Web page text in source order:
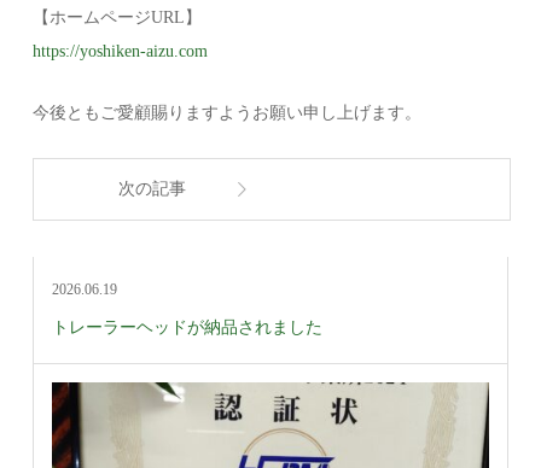
【ホームページURL】
https://yoshiken-aizu.com
今後ともご愛顧賜りますようお願い申し上げます。
次の記事
2026.06.19
トレーラーヘッドが納品されました